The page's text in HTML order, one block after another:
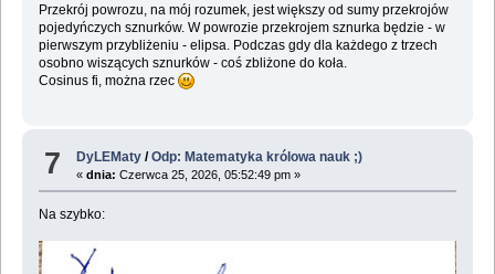
Przekrój powrozu, na mój rozumek, jest większy od sumy przekrojów
pojedyńczych sznurków. W powrozie przekrojem sznurka będzie - w
pierwszym przybliżeniu - elipsa. Podczas gdy dla każdego z trzech
osobno wiszących sznurków - coś zbliżone do koła.
Cosinus fi, można rzec
7 DyLEMaty /Odp: Matematyka królowa nauk ;)
«dnia: Czerwca 25, 2026, 05:52:49 pm »
Na szybko: